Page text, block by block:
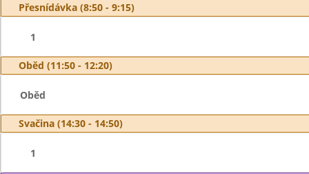
Přesnídávka (8:50 - 9:15)
1
Oběd (11:50 - 12:20)
Oběd
Svačina (14:30 - 14:50)
1